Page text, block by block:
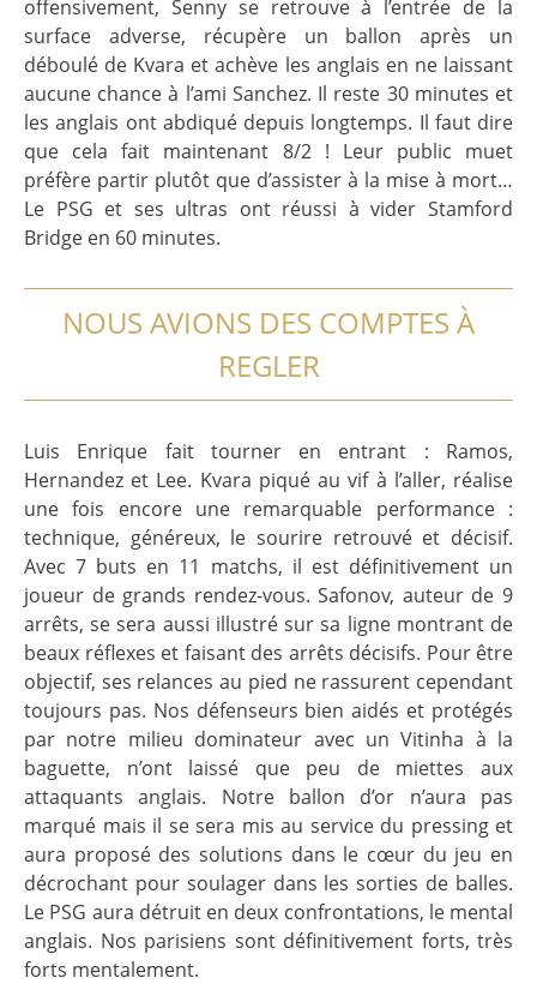
offensivement, Senny se retrouve à l’entrée de la
surface adverse, récupère un ballon après un
déboulé de Kvara et achève les anglais en ne laissant
aucune chance à l’ami Sanchez. Il reste 30 minutes et
les anglais ont abdiqué depuis longtemps. Il faut dire
que cela fait maintenant 8/2 ! Leur public muet
préfère partir plutôt que d’assister à la mise à mort…
Le PSG et ses ultras ont réussi à vider Stamford
Bridge en 60 minutes.
NOUS AVIONS DES COMPTES À
REGLER
Luis Enrique fait tourner en entrant : Ramos,
Hernandez et Lee. Kvara piqué au vif à l’aller, réalise
une fois encore une remarquable performance :
technique, généreux, le sourire retrouvé et décisif.
Avec 7 buts en 11 matchs, il est définitivement un
joueur de grands rendez-vous. Safonov, auteur de 9
arrêts, se sera aussi illustré sur sa ligne montrant de
beaux réflexes et faisant des arrêts décisifs. Pour être
objectif, ses relances au pied ne rassurent cependant
toujours pas. Nos défenseurs bien aidés et protégés
par notre milieu dominateur avec un Vitinha à la
baguette, n’ont laissé que peu de miettes aux
attaquants anglais. Notre ballon d’or n’aura pas
marqué mais il se sera mis au service du pressing et
aura proposé des solutions dans le cœur du jeu en
décrochant pour soulager dans les sorties de balles.
Le PSG aura détruit en deux confrontations, le mental
anglais. Nos parisiens sont définitivement forts, très
forts mentalement.